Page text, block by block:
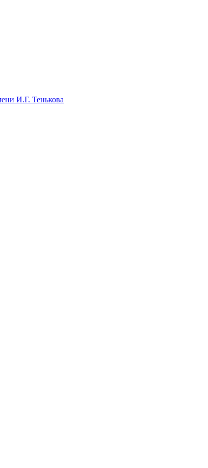
И.Г. Тенькова